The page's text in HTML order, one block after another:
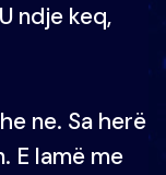
ndje keq,
ne. Sa herë
E lamë me